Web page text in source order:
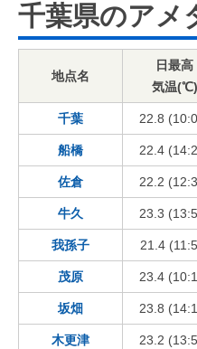
千葉県のアメ
地点名
日最高
気温(℃)
千葉 22.8
船橋 22.4
佐倉 22.2
牛久 23.3
我孫子 21.4
茂原 23.4
坂畑 23.8
木更津 23.2